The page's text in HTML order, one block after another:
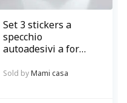
Set 3 stickers a
specchio
autoadesivi a forma
Sold byMami casa